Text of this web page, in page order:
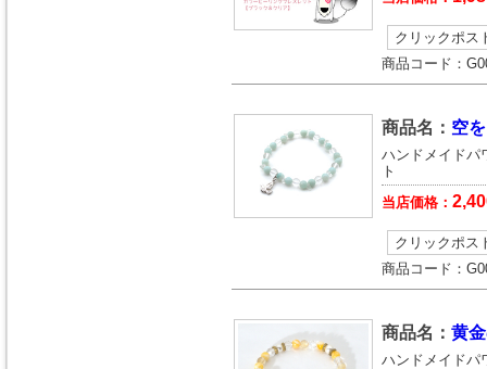
クリックポス
商品コード：
商品名： 空
ハンドメイド
ト
当店価格：
クリックポス
商品コード：
商品名： 黄
ハンドメイドパ